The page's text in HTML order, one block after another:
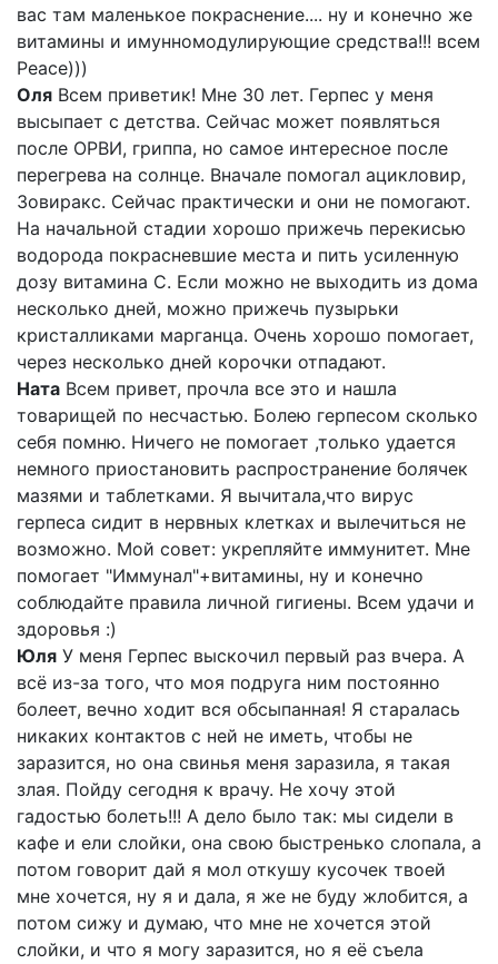
вас там маленькое покраснение.... ну и конечно же
витамины и имунномодулирующие средства!!! всем
Peace)))
Оля Всем приветик! Мне 30 лет. Герпес у меня
высыпает с детства. Сейчас может появляться
после ОРВИ, гриппа, но самое интересное после
перегрева на солнце. Вначале помогал ацикловир,
Зовиракс. Сейчас практически и они не помогают.
На начальной стадии хорошо прижечь перекисью
водорода покрасневшие места и пить усиленную
дозу витамина С. Если можно не выходить из дома
несколько дней, можно прижечь пузырьки
кристалликами марганца. Очень хорошо помогает,
через несколько дней корочки отпадают.
Ната Всем привет, прочла все это и нашла
товарищей по несчастью. Болею герпесом сколько
себя помню. Ничего не помогает ,только удается
немного приостановить распространение болячек
мазями и таблетками. Я вычитала,что вирус
герпеса сидит в нервных клетках и вылечиться не
возможно. Мой совет: укрепляйте иммунитет. Мне
помогает "Иммунал"+витамины, ну и конечно
соблюдайте правила личной гигиены. Всем удачи и
здоровья :)
Юля У меня Герпес выскочил первый раз вчера. А
всё из-за того, что моя подруга ним постоянно
болеет, вечно ходит вся обсыпанная! Я старалась
никаких контактов с ней не иметь, чтобы не
заразится, но она свинья меня заразила, я такая
злая. Пойду сегодня к врачу. Не хочу этой
гадостью болеть!!! А дело было так: мы сидели в
кафе и ели слойки, она свою быстренько слопала, а
потом говорит дай я мол откушу кусочек твоей
мне хочется, ну я и дала, я же не буду жлобится, а
потом сижу и думаю, что мне не хочется этой
слойки, и что я могу заразится, но я её съела